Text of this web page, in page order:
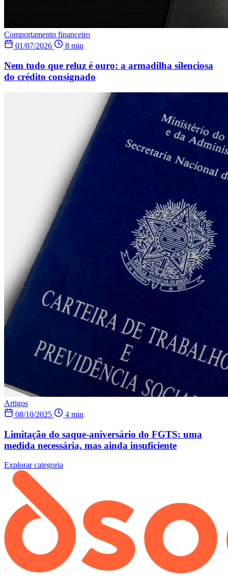
Comportamento financeiro
01/07/2026
8 min
Nem tudo que reluz é ouro: a armadilha silenciosa
do crédito consignado
Artigos
08/10/2025
4 min
Limitação do saque-aniversário do FGTS: uma
medida necessária, mas ainda insuficiente
Explorar categoria